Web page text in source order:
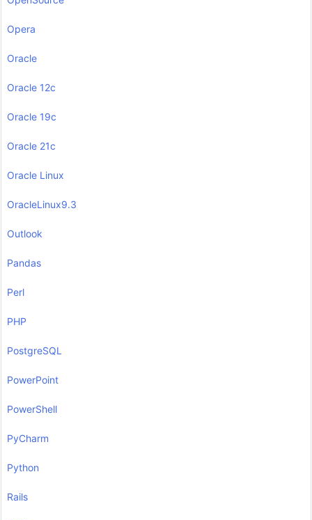
Opera
Oracle
Oracle 12c
Oracle 19c
Oracle 21c
Oracle Linux
OracleLinux9.3
Outlook
Pandas
Perl
PHP
PostgreSQL
PowerPoint
PowerShell
PyCharm
Python
Rails